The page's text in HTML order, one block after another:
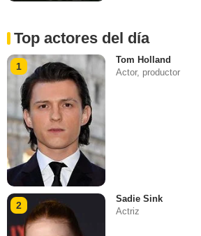
Top actores del día
1
Tom Holland
Actor, productor
2
Sadie Sink
Actriz